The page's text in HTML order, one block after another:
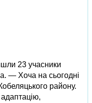
23 учасники
— Хоча на сьогодні
району.